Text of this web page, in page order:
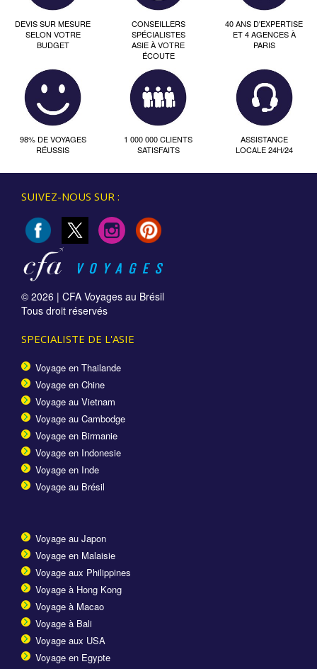
DEVIS SUR MESURE
SELON VOTRE
BUDGET
CONSEILLERS
SPÉCIALISTES
ASIE À VOTRE
ÉCOUTE
40 ANS D'EXPERTISE
ET 4 AGENCES À
PARIS
98% DE VOYAGES
RÉUSSIS
1 000 000 CLIENTS
SATISFAITS
ASSISTANCE
LOCALE 24H/24
SUIVEZ-NOUS SUR :
© 2026 | CFA Voyages au Brésil
Tous droit réservés
SPECIALISTE DE L'ASIE
Voyage en Thailande
Voyage en Chine
Voyage au Vietnam
Voyage au Cambodge
Voyage en Birmanie
Voyage en Indonesie
Voyage en Inde
Voyage au Brésil
Voyage au Japon
Voyage en Malaisie
Voyage aux Philippines
Voyage à Hong Kong
Voyage à Macao
Voyage à Bali
Voyage aux USA
Voyage en Egypte